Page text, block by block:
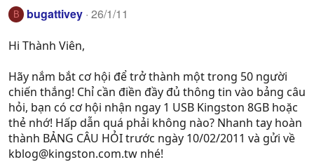
B bugattivey 26/1/11
Hi Thành Viên,
Hãy nắm bắt cơ hội để trở thành một trong 50 người
chiến thắng! Chỉ cần điền đầy đủ thông tin vào bảng câu
hỏi, bạn có cơ hội nhận ngay 1 USB Kingston 8GB hoặc
thẻ nhớ! Hấp dẫn quá phải không nào? Nhanh tay hoàn
thành BẢNG CÂU HỎI trước ngày 10/02/2011 và gửi về
kblog@kingston.com.tw nhé!